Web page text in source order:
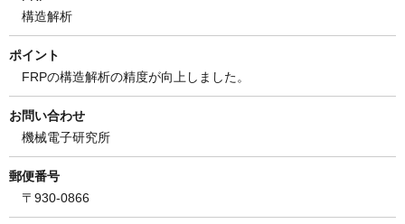
構造解析
ポイント
FRPの構造解析の精度が向上しました。
お問い合わせ
機械電子研究所
郵便番号
〒930-0866